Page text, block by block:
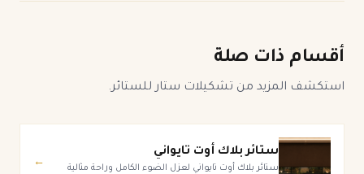
أقسام ذات صلة
استكشف المزيد من تشكيلات ستار للستائر.
ستائر بلاك أوت تايواني
ستائر بلاك أوت تايواني لعزل الضوء الكامل وراحة مثالية
←